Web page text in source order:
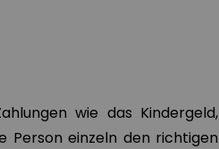
wie das Kindergeld,
Person einzeln den richtigen